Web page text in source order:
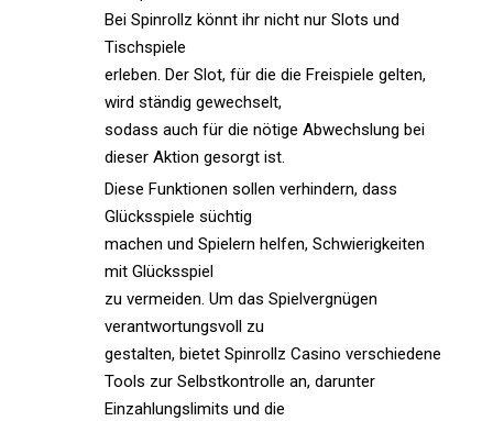
Bei Spinrollz könnt ihr nicht nur Slots und
Tischspiele
erleben. Der Slot, für die die Freispiele gelten,
wird ständig gewechselt,
sodass auch für die nötige Abwechslung bei
dieser Aktion gesorgt ist.
Diese Funktionen sollen verhindern, dass
Glücksspiele süchtig
machen und Spielern helfen, Schwierigkeiten
mit Glücksspiel
zu vermeiden. Um das Spielvergnügen
verantwortungsvoll zu
gestalten, bietet Spinrollz Casino verschiedene
Tools zur Selbstkontrolle an, darunter
Einzahlungslimits und die